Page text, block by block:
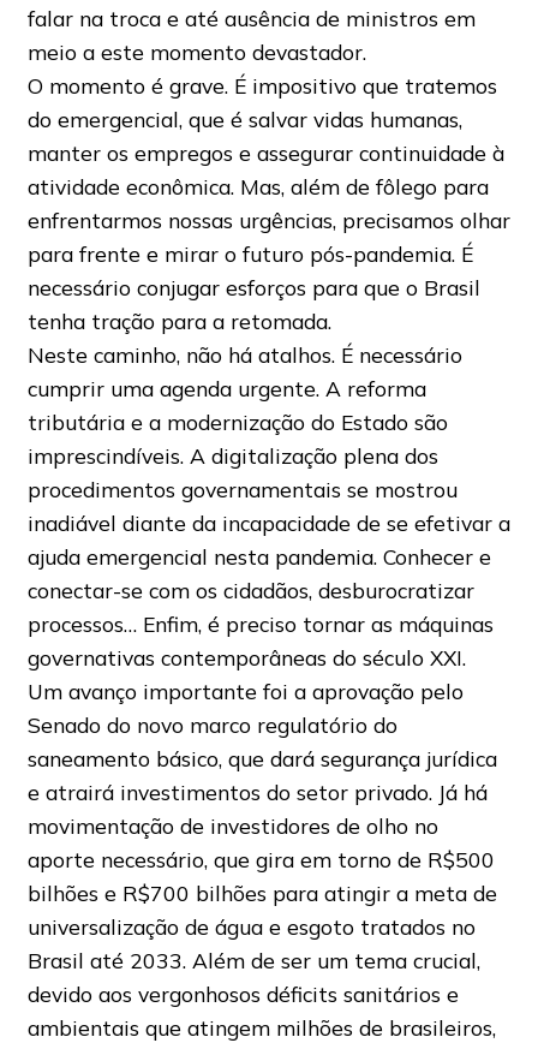
falar na troca e até ausência de ministros em
meio a este momento devastador.
O momento é grave. É impositivo que tratemos
do emergencial, que é salvar vidas humanas,
manter os empregos e assegurar continuidade à
atividade econômica. Mas, além de fôlego para
enfrentarmos nossas urgências, precisamos olhar
para frente e mirar o futuro pós-pandemia. É
necessário conjugar esforços para que o Brasil
tenha tração para a retomada.
Neste caminho, não há atalhos. É necessário
cumprir uma agenda urgente. A reforma
tributária e a modernização do Estado são
imprescindíveis. A digitalização plena dos
procedimentos governamentais se mostrou
inadiável diante da incapacidade de se efetivar a
ajuda emergencial nesta pandemia. Conhecer e
conectar-se com os cidadãos, desburocratizar
processos… Enfim, é preciso tornar as máquinas
governativas contemporâneas do século XXI.
Um avanço importante foi a aprovação pelo
Senado do novo marco regulatório do
saneamento básico, que dará segurança jurídica
e atrairá investimentos do setor privado. Já há
movimentação de investidores de olho no
aporte necessário, que gira em torno de R$500
bilhões e R$700 bilhões para atingir a meta de
universalização de água e esgoto tratados no
Brasil até 2033. Além de ser um tema crucial,
devido aos vergonhosos déficits sanitários e
ambientais que atingem milhões de brasileiros,